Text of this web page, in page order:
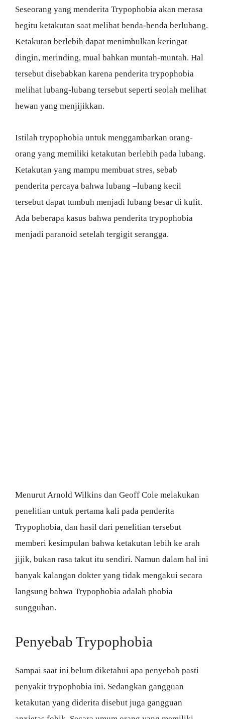
Seseorang yang menderita Trypophobia akan merasa
begitu ketakutan saat melihat benda-benda berlubang.
Ketakutan berlebih dapat menimbulkan keringat
dingin, merinding, mual bahkan muntah-muntah. Hal
tersebut disebabkan karena penderita trypophobia
melihat lubang-lubang tersebut seperti seolah melihat
hewan yang menjijikkan.
Istilah trypophobia untuk menggambarkan orang-
orang yang memiliki ketakutan berlebih pada lubang.
Ketakutan yang mampu membuat stres, sebab
penderita percaya bahwa lubang –lubang kecil
tersebut dapat tumbuh menjadi lubang besar di kulit.
Ada beberapa kasus bahwa penderita trypophobia
menjadi paranoid setelah tergigit serangga.
Menurut Arnold Wilkins dan Geoff Cole melakukan
penelitian untuk pertama kali pada penderita
Trypophobia, dan hasil dari penelitian tersebut
memberi kesimpulan bahwa ketakutan lebih ke arah
jijik, bukan rasa takut itu sendiri. Namun dalam hal ini
banyak kalangan dokter yang tidak mengakui secara
langsung bahwa Trypophobia adalah phobia
sungguhan.
Penyebab Trypophobia
Sampai saat ini belum diketahui apa penyebab pasti
penyakit trypophobia ini. Sedangkan gangguan
ketakutan yang diderita disebut juga gangguan